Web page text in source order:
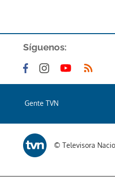
Síguenos:
Gente TVN
© Televisora